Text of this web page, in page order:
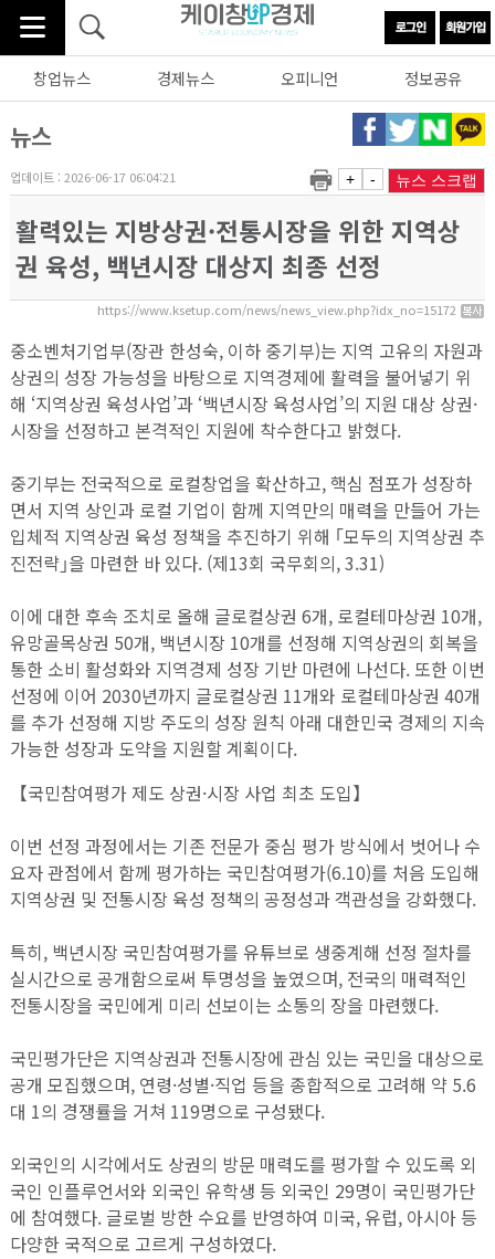
창업뉴스 경제뉴스 오피니언 정보공유
뉴스
업데이트 : 2026-06-17 06:04:21 + - 뉴스 스크랩
활력있는 지방상권·전통시장을 위한 지역상
권 육성, 백년시장 대상지 최종 선정
https://www.ksetup.com/news/news_view.php?idx_no=15172
중소벤처기업부(장관 한성숙, 이하 중기부)는 지역 고유의 자원과
상권의 성장 가능성을 바탕으로 지역경제에 활력을 불어넣기 위
해 ‘지역상권 육성사업’과 ‘백년시장 육성사업’의 지원 대상 상권·
시장을 선정하고 본격적인 지원에 착수한다고 밝혔다.
중기부는 전국적으로 로컬창업을 확산하고, 핵심 점포가 성장하
면서 지역 상인과 로컬 기업이 함께 지역만의 매력을 만들어 가는
입체적 지역상권 육성 정책을 추진하기 위해 ｢모두의 지역상권 추
진전략｣을 마련한 바 있다. (제13회 국무회의, 3.31)
이에 대한 후속 조치로 올해 글로컬상권 6개, 로컬테마상권 10개,
유망골목상권 50개, 백년시장 10개를 선정해 지역상권의 회복을
통한 소비 활성화와 지역경제 성장 기반 마련에 나선다. 또한 이번
선정에 이어 2030년까지 글로컬상권 11개와 로컬테마상권 40개
를 추가 선정해 지방 주도의 성장 원칙 아래 대한민국 경제의 지속
가능한 성장과 도약을 지원할 계획이다.
【국민참여평가 제도 상권·시장 사업 최초 도입】
이번 선정 과정에서는 기존 전문가 중심 평가 방식에서 벗어나 수
요자 관점에서 함께 평가하는 국민참여평가(6.10)를 처음 도입해
지역상권 및 전통시장 육성 정책의 공정성과 객관성을 강화했다.
특히, 백년시장 국민참여평가를 유튜브로 생중계해 선정 절차를
실시간으로 공개함으로써 투명성을 높였으며, 전국의 매력적인
전통시장을 국민에게 미리 선보이는 소통의 장을 마련했다.
국민평가단은 지역상권과 전통시장에 관심 있는 국민을 대상으로
공개 모집했으며, 연령·성별·직업 등을 종합적으로 고려해 약 5.6
대 1의 경쟁률을 거쳐 119명으로 구성됐다.
외국인의 시각에서도 상권의 방문 매력도를 평가할 수 있도록 외
국인 인플루언서와 외국인 유학생 등 외국인 29명이 국민평가단
에 참여했다. 글로벌 방한 수요를 반영하여 미국, 유럽, 아시아 등
다양한 국적으로 고르게 구성하였다.